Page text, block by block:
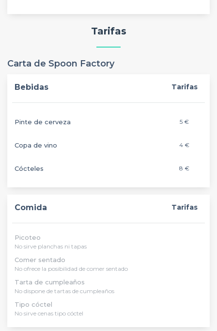
Tarifas
Carta de Spoon Factory
Bebidas Tarifas
Pinte de cerveza 5 €
Copa de vino 4 €
Cócteles 8 €
Comida Tarifas
Picoteo
No sirve planchas ni tapas
Comer sentado
No ofrece la posibilidad de comer sentado
Tarta de cumpleaños
No dispone de tartas de cumpleaños
Tipo cóctel
No sirve cenas tipo cóctel